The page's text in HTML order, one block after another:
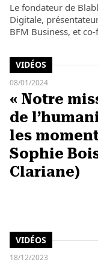
Le fondateur de
Digitale,
BFM Business, et
VIDÉOS
08/01/2024
« Notre
de
les
Sophie
Clariane)
VIDÉOS
18/12/2023